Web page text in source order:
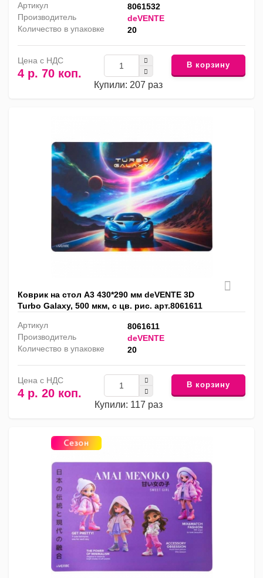
Артикул
8061532
Производитель
deVENTE
Количество в упаковке
20
Цена с НДС
4 р. 70 коп.
Купили: 207 раз
В корзину
Коврик на стол А3 430*290 мм deVENTE 3D
Turbo Galaxy, 500 мкм, с цв. рис. арт.8061611
Артикул
8061611
Производитель
deVENTE
Количество в упаковке
20
Цена с НДС
4 р. 20 коп.
Купили: 117 раз
В корзину